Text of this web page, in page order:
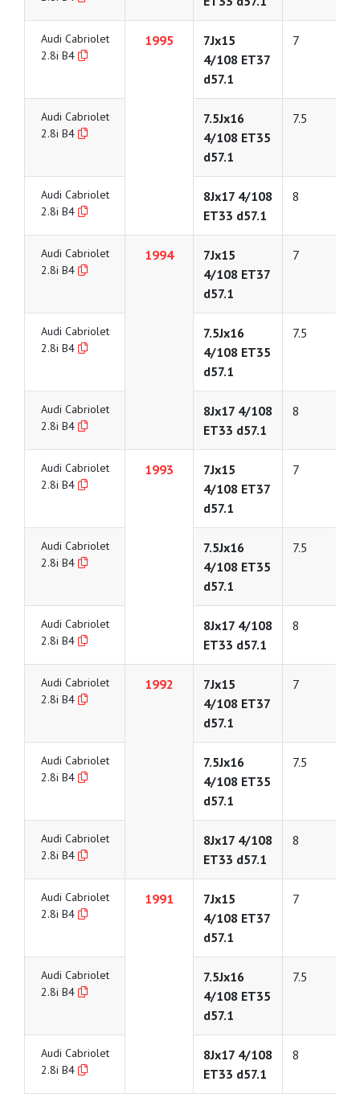
Audi Cabriolet
2.8i B4
1995
7Jx15
4/108 ET37
d57.1
7
Audi Cabriolet
2.8i B4
7.5Jx16
4/108 ET35
d57.1
7.5
Audi Cabriolet
2.8i B4
8Jx17 4/108
ET33 d57.1
8
Audi Cabriolet
2.8i B4
1994
7Jx15
4/108 ET37
d57.1
7
Audi Cabriolet
2.8i B4
7.5Jx16
4/108 ET35
d57.1
7.5
Audi Cabriolet
2.8i B4
8Jx17 4/108
ET33 d57.1
8
Audi Cabriolet
2.8i B4
1993
7Jx15
4/108 ET37
d57.1
7
Audi Cabriolet
2.8i B4
7.5Jx16
4/108 ET35
d57.1
7.5
Audi Cabriolet
2.8i B4
8Jx17 4/108
ET33 d57.1
8
Audi Cabriolet
2.8i B4
1992
7Jx15
4/108 ET37
d57.1
7
Audi Cabriolet
2.8i B4
7.5Jx16
4/108 ET35
d57.1
7.5
Audi Cabriolet
2.8i B4
8Jx17 4/108
ET33 d57.1
8
Audi Cabriolet
2.8i B4
1991
7Jx15
4/108 ET37
d57.1
7
Audi Cabriolet
2.8i B4
7.5Jx16
4/108 ET35
d57.1
7.5
Audi Cabriolet
2.8i B4
8Jx17 4/108
ET33 d57.1
8